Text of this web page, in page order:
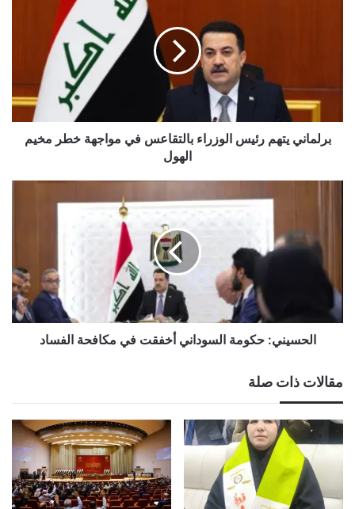
مواجهة
مخيم
الهولبرلماني يتهم رئيس الوزراء بالتقاعس في مواجهة خطر مخيم
الهول
حكومة
أخفقت
مكافحة
الفساد
الحسيني: حكومة السوداني أخفقت في مكافحة الفساد
مقالات ذات صلة